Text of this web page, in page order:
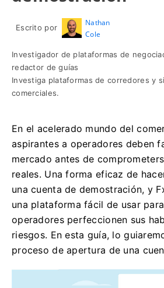
Escrito por
Nathan
Cole
Investigador de plataformas de
redactor de guías
Investiga plataformas de corredores y
comerciales.
En el acelerado mundo del
aspirantes a operadores deben
mercado antes de
reales. Una forma eficaz de
una cuenta de demostración, y
una plataforma fácil de usar
operadores perfeccionen sus
riesgos. En esta guía, lo
proceso de apertura de una